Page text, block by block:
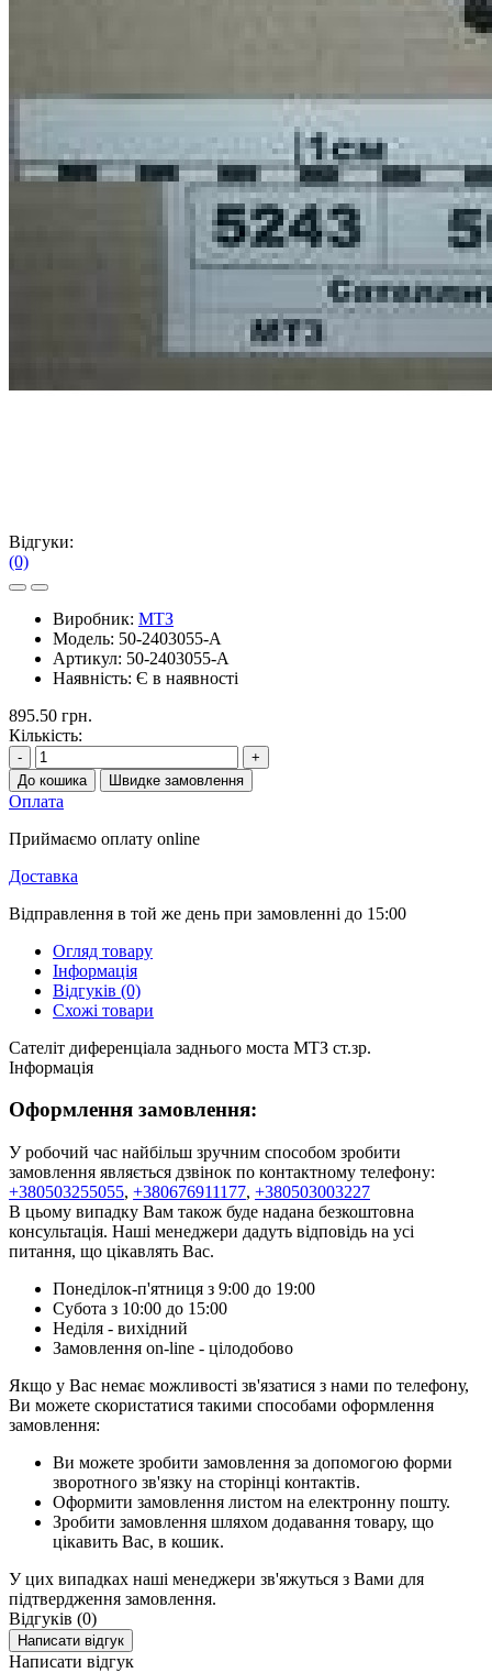
Відгуки:
(0)
Виробник: МТЗ
Модель: 50-2403055-А
Артикул: 50-2403055-А
Наявність: Є в наявності
895.50 грн.
Кількість:
-
+
До кошика
Швидке замовлення
Оплата
Приймаємо оплату online
Доставка
Відправлення в той же день при замовленні до 15:00
Огляд товару
Інформація
Відгуків (0)
Схожі товари
Сателіт диференціала заднього моста МТЗ ст.зр.
Інформація
Оформлення замовлення:
У робочий час найбільш зручним способом зробити
замовлення являється дзвінок по контактному телефону:
+380503255055, +380676911177, +380503003227
В цьому випадку Вам також буде надана безкоштовна
консультація. Наші менеджери дадуть відповідь на усі
питання, що цікавлять Вас.
Понеділок-п'ятниця з 9:00 до 19:00
Субота з 10:00 до 15:00
Неділя - вихідний
Замовлення on-line - цілодобово
Якщо у Вас немає можливості зв'язатися з нами по телефону,
Ви можете скористатися такими способами оформлення
замовлення:
Ви можете зробити замовлення за допомогою форми
зворотного зв'язку на сторінці контактів.
Оформити замовлення листом на електронну пошту.
Зробити замовлення шляхом додавання товару, що
цікавить Вас, в кошик.
У цих випадках наші менеджери зв'яжуться з Вами для
підтвердження замовлення.
Відгуків (0)
Написати відгук
Написати відгук